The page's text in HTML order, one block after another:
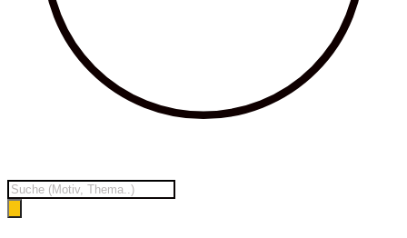
Products
search